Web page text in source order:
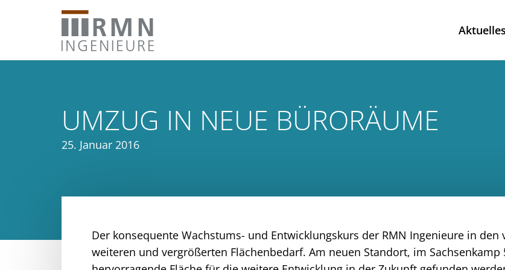
Aktuelles
UMZUG IN NEUE BÜRORÄUME
25. Januar 2016
Der konsequente Wachstums- und Entwicklungskurs der RMN Ingenieure in den
weiteren und vergrößerten Flächenbedarf. Am neuen Standort, im